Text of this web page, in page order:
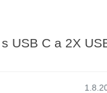
USB C a 2X